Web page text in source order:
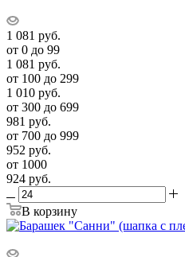
1 081 руб.
от 0 до 99
1 081 руб.
от 100 до 299
1 010 руб.
от 300 до 699
981 руб.
от 700 до 999
952 руб.
от 1000
924 руб.
В корзину